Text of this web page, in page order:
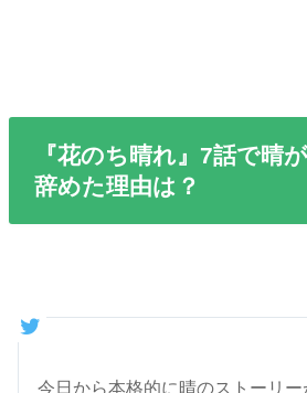
『花のち晴れ』7話で晴
辞めた理由は？
今日から本格的に晴のストーリー